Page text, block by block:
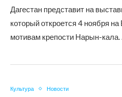
Дагестан представит на
который откроется 4 ноября
мотивам крепости Нарын-кала.
Культура Новости